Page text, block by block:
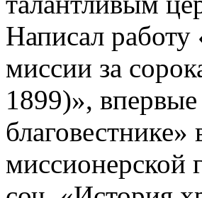
Написал работу
миссии за
1899)»,
миссионерской